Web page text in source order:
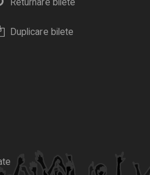
Returnare bilete
Duplicare bilete